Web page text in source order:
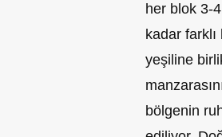
her blok 3-
kadar
yeşiline
bölgenin